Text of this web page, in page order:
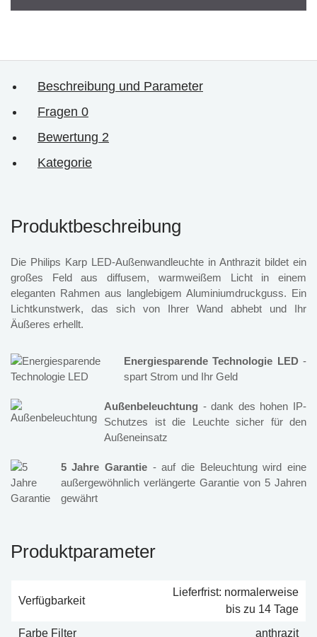
Beschreibung und Parameter
Fragen 0
Bewertung 2
Kategorie
Produktbeschreibung
Die Philips Karp LED-Außenwandleuchte in Anthrazit bildet ein
großes Feld aus diffusem, warmweißem Licht in einem
eleganten Rahmen aus langlebigem Aluminiumdruckguss. Ein
Lichtkunstwerk, das sich von Ihrer Wand abhebt und Ihr
Äußeres erhellt.
Energiesparende Technologie LED-
spart Strom und Ihr Geld
Außenbeleuchtung - dank des hohen IP-
Schutzes ist die Leuchte sicher für den
Außeneinsatz
5 Jahre Garantie - auf die Beleuchtung wird eine
außergewöhnlich verlängerte Garantie von 5 Jahren
gewährt
Produktparameter
Verfügbarkeit
Lieferfrist: normalerweise
bis zu 14 Tage
Farbe Filter
anthrazit